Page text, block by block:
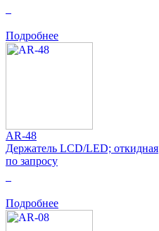
Подробнее
AR-48
Держатель LCD/LED; откидная
по запросу
Подробнее